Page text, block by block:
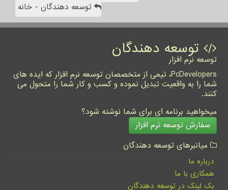
توسعه دهندگان - خانه
توسعه دهندگان
توسعه نرم افزار
PcDevelopers، تیمی از متخصصان توسعه نرم افزار که ایده های
شما را به واقعیت تبدیل نموده و کسب و کار شما را متحول می
کنند.
میخواهید برنامه ای برای شما نوشته شود؟
سفارش توسعه نرم افزار
میانبرهای توسعه دهندگان
درباره ما
همکاری با ما
بک لینک در توسعه دهندگان